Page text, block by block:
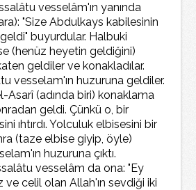
vesselâm'ın yanında
"Size Abdulkays kabilesinin
buyurdular. Halbuki
(henüz heyetin geldiğini)
geldiler ve konakladılar.
vesselam'ın huzuruna geldiler.
Asarî (adında biri) konaklama
geldi. Çünkü o, bir
ıhtırdı. Yolculuk elbisesini bir
(taze elbise giyip, öyle)
huzuruna çıktı.
vesselâm da ona: "Ey
ve celil olan Allah'ın sevdiği iki